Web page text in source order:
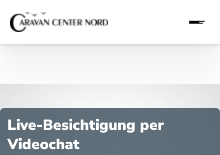
Live-Besichtigung per
Videochat